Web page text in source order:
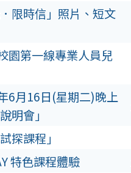
限時信」照片、短文
園第一線專業人員兒
6月16日(星期二)晚上
明會」
探課程」
特色課程體驗